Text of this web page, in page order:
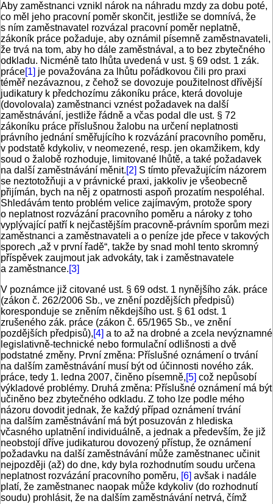
Aby zaměstnanci vznikl nárok na náhradu mzdy za dobu poté,
co měl jeho pracovní poměr skončit, jestliže se domnívá, že
s ním zaměstnavatel rozvázal pracovní poměr neplatně,
zákoník práce požaduje, aby oznámil písemně zaměstnavateli,
že trvá na tom, aby ho dále zaměstnával, a to bez zbytečného
odkladu. Nicméně tato lhůta uvedená v ust. § 69 odst. 1 zák.
práce[1] je považována za lhůtu pořádkovou čili pro praxi
téměř nezávaznou, z čehož se dovozuje použitelnost dřívější
judikatury k předchozímu zákoníku práce, která dovoluje
(dovolovala) zaměstnanci vznést požadavek na další
zaměstnávání, jestliže řádně a včas podal dle ust. § 72
zákoníku práce příslušnou žalobu na určení neplatnosti
právního jednání směřujícího k rozvázání pracovního poměru,
v podstatě kdykoliv, v neomezené, resp. jen okamžikem, kdy
soud o žalobě rozhoduje, limitované lhůtě, a také požadavek
na další zaměstnávání měnit.[2] S tímto převažujícím názorem
se neztotožňuji a v právnické praxi, jakkoliv je všeobecně
přijímán, bych na něj z opatrnosti aspoň prozatím nespoléhal.
Shledávám tento problém velice zajímavým, protože spory
o neplatnost rozvázání pracovního poměru a nároky z toho
vyplývající patří k nejčastějším pracovně-právním sporům mezi
zaměstnanci a zaměstnavateli a o peníze jde přece v takových
sporech „až v první řadě“, takže by snad mohl tento skromný
příspěvek zaujmout jak advokáty, tak i zaměstnavatele
a zaměstnance.[3]
V poznámce již citované ust. § 69 odst. 1 nynějšího zák. práce
(zákon č. 262/2006 Sb., ve znění pozdějších předpisů)
koresponduje se zněním někdejšího ust. § 61 odst. 1
zrušeného zák. práce (zákon č. 65/1965 Sb., ve znění
pozdějších předpisů),[4] a to až na drobné a zcela nevýznamné
legislativně-technické nebo formulační odlišnosti a dvě
podstatné změny. První změna: Příslušné oznámení o trvání
na dalším zaměstnávání musí být od účinnosti nového zák.
práce, tedy 1. ledna 2007, činěno písemně,[5] což nepůsobí
výkladové problémy. Druhá změna: Příslušné oznámení má být
učiněno bez zbytečného odkladu. Z toho lze podle mého
názoru dovodit jednak, že každý případ oznámení trvání
na dalším zaměstnávání má být posuzován z hlediska
včasného uplatnění individuálně, a jednak a především, že již
neobstojí dříve judikaturou dovozený přístup, že oznámení
požadavku na další zaměstnávání může zaměstnanec učinit
nejpozději (až) do dne, kdy byla rozhodnutím soudu určena
neplatnost rozvázání pracovního poměru, [6] avšak i nadále
platí, že zaměstnanec naopak může kdykoliv (do rozhodnutí
soudu) prohlásit, že na dalším zaměstnávání netrvá, čímž